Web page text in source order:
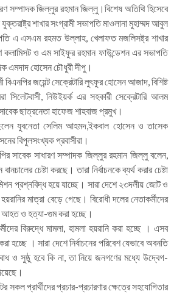
সম্পাদক জিল্লুর রহমান জিল্লু।বিশেষ অতিথি হিসেবে
শাখার সংগ্রামী সভাপতি মাওলানা মুহাম্মদ আবুল
এ এসএম রহমত উল্লাহ, খেলাফত মজলিসষ্ট্র শাখার
ও এম সাইফুর রহমান ফাউন্ডেশন এর সভাপতি
এমদাদ হোসেন চৌধুরী দীপু।
বিএনপির জয়েন্ট সেক্রেটারি লুৎফুর হোসেন আজাদ, বিশিষ্ট
নিউইয়র্ক এর সহকারী সেক্রেটারি আলম
ছাত্রনেতা হাফেজ শাহবাজ প্রমুখ।
যুবনেতা সেলিম আহমদ,ইকবাল হোসেন ও তাসেক
বিপুলসংখ্যক প্রবাসীরা।
সাবেক সাধারণ সম্পাদক জিল্লুর রহমান জিল্লু বলেন,
চেষ্টা করছে। তারা নির্বাচনকে ব্যর্থ করার চেষ্টা
প্রশ্নবিদ্ধ হয়ে যাচ্ছে। সারা দেশে ২৩দলীয় জোট ও
মাত্রা বেড়ে গেছে। বিরোধী দলের নেতাকর্মীদের
ও হত্যা-গুম করা হচ্ছে।
বিরুদ্ধে মামলা, হামলা হয়রানি করা হচ্ছে । এসব
হচ্ছে । সারা দেশে নির্বাচনের পরিবেশ যেভাবে অবনতি
ও সুষ্ঠু হবে কি না, তা নিয়ে জনগণের মধ্যে উদ্বেগ-
সকল প্রার্থীদের প্রচার-প্রচারণার ক্ষেত্রে সহযোগিতার